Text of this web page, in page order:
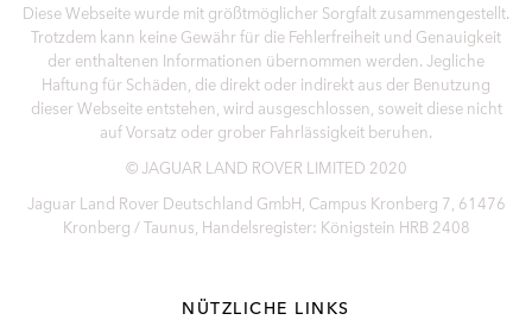
Diese Webseite wurde mit größtmöglicher Sorgfalt zusammengestellt.
Trotzdem kann keine Gewähr für die Fehlerfreiheit und Genauigkeit
der enthaltenen Informationen übernommen werden. Jegliche
Haftung für Schäden, die direkt oder indirekt aus der Benutzung
dieser Webseite entstehen, wird ausgeschlossen, soweit diese nicht
auf Vorsatz oder grober Fahrlässigkeit beruhen.
© JAGUAR LAND ROVER LIMITED 2020
Jaguar Land Rover Deutschland GmbH, Campus Kronberg 7, 61476
Kronberg / Taunus, Handelsregister: Königstein HRB 2408
NÜTZLICHE LINKS